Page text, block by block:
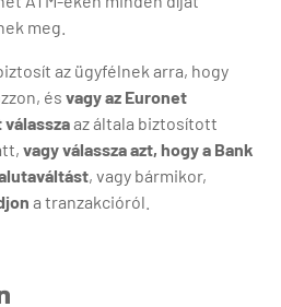
meg.
az ügyfélnek arra, hogy
és vagy az Euronet
az általa biztosított
vagy válassza azt, hogya Bank
, vagy bármikor,
a tranzakcióról.